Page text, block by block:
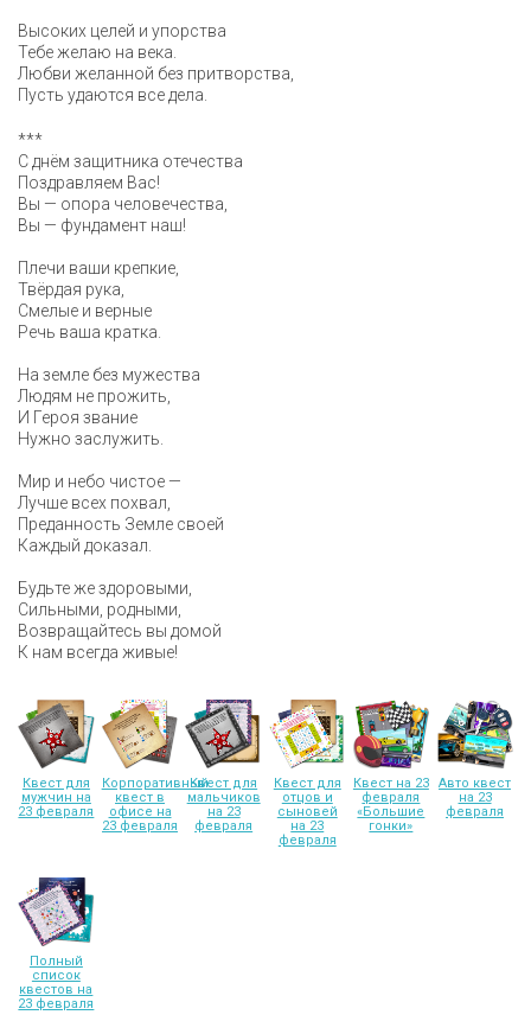
Высоких целей и упорства
Тебе желаю на века.
Любви желанной без притворства,
Пусть удаются все дела.
***
С днём защитника отечества
Поздравляем Вас!
Вы — опора человечества,
Вы — фундамент наш!
Плечи ваши крепкие,
Твёрдая рука,
Смелые и верные
Речь ваша кратка.
На земле без мужества
Людям не прожить,
И Героя звание
Нужно заслужить.
Мир и небо чистое —
Лучше всех похвал,
Преданность Земле своей
Каждый доказал.
Будьте же здоровыми,
Сильными, родными,
Возвращайтесь вы домой
К нам всегда живые!
Квест для
мужчин на
23 февраля
Корпоративный
квест в
офисе на
23 февраля
Квест для
мальчиков
на 23
февраля
Квест для
отцов и
сыновей
на 23
февраля
Квест на 23
февраля
«Большие
гонки»
Авто квест
на 23
февраля
Полный
список
квестов на
23 февраля